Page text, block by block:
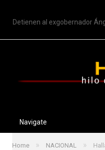
Detienen al exgobernador
Navigate
Home » NACIONAL »